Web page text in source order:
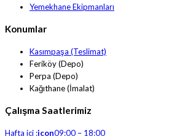
Yemekhane Ekipmanları
Konumlar
Kasımpaşa (Teslimat)
Feriköy (Depo)
Perpa (Depo)
Kağıthane (İmalat)
Çalışma Saatlerimiz
Hafta içi :icon09:00 – 18:00